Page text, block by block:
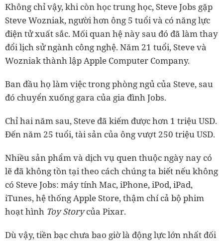
Không chỉ vậy, khi còn học trung học, Steve Jobs gặp
Steve Wozniak, người hơn ông 5 tuổi và có năng lực
điện tử xuất sắc. Mối quan hệ này sau đó đã làm thay
đổi lịch sử ngành công nghệ. Năm 21 tuổi, Steve và
Wozniak thành lập Apple Computer Company.
Ban đầu họ làm việc trong phòng ngủ của Steve, sau
đó chuyển xuống gara của gia đình Jobs.
Chỉ hai năm sau, Steve đã kiếm được hơn 1 triệu USD.
Đến năm 25 tuổi, tài sản của ông vượt 250 triệu USD.
Nhiều sản phẩm và dịch vụ quen thuộc ngày nay có
lẽ đã không tồn tại theo cách chúng ta biết nếu không
có Steve Jobs: máy tính Mac, iPhone, iPod, iPad,
iTunes, hệ thống Apple Store, thậm chí cả bộ phim
hoạt hình Toy Storycủa Pixar.
Dù vậy, tiền bạc chưa bao giờ là động lực lớn nhất đối